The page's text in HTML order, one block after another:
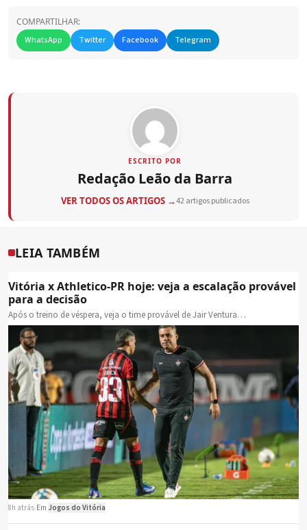
COMPARTILHAR:
WhatsApp
Twitter Facebook Telegram
ESCRITO POR
Redação Leão da Barra
VER TODOS OS ARTIGOS →42 artigos publicados
LEIA TAMBÉM
Vitória x Athletico-PR hoje: veja a escalação provável
para a decisão
Após o treino de véspera, veja o time provável de Jair Ventura…
8h atrás Em Jogos do Vitória